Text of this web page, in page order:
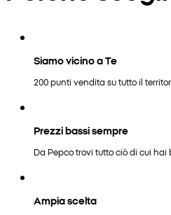
Siamo vicino a Te
200 punti vendita su tutto il
Prezzi bassi sempre
Da Pepco trovi tutto ciò di cui hai
Ampia scelta